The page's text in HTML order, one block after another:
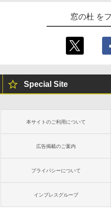
窓の杜 を
Special Site
本サイトのご利用について
広告掲載のご案内
プライバシーについて
インプレスグループ